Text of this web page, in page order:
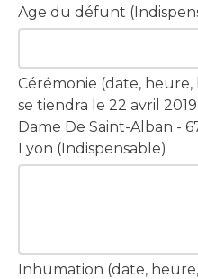
Age du défunt
Cérémonie (date, heure,
se tiendra le 22 avril
Dame De Saint-Alban -
Lyon (Indispensable)
Inhumation (date, heure,